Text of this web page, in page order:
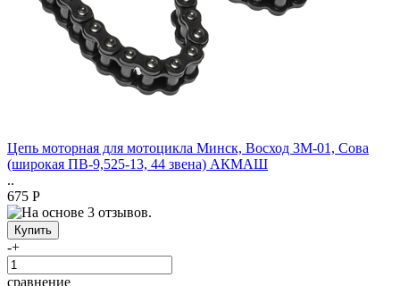
Цепь моторная для мотоцикла Минск, Восход 3М-01, Сова
(широкая ПВ-9,525-13, 44 звена) АКМАШ
..
675 Р
-+
сравнение